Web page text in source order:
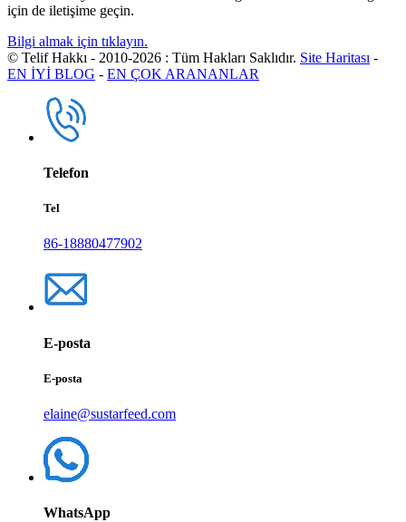
için de iletişime geçin.
Bilgi almak için tıklayın.
© Telif Hakkı - 2010-2026 : Tüm Hakları Saklıdır. Site Haritası -
EN İYİ BLOG - EN ÇOK ARANANLAR
Telefon
Tel
86-18880477902
E-posta
E-posta
elaine@sustarfeed.com
WhatsApp